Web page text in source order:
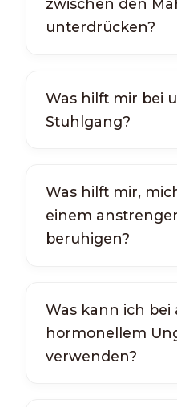
zwischen den
unterdrücken?
Was hilft mir bei
Stuhlgang?
Was hilft mir,
einem
beruhigen?
Was kann ich
hormonellem
verwenden?